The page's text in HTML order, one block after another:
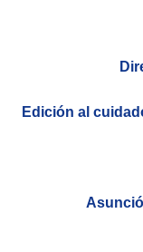
Edición al